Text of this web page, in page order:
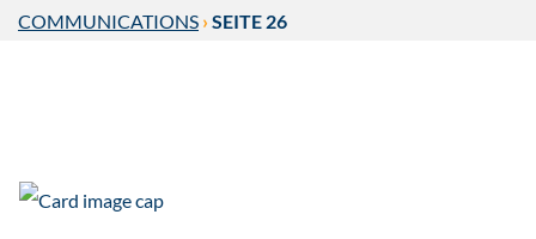
COMMUNICATIONS › SEITE 26